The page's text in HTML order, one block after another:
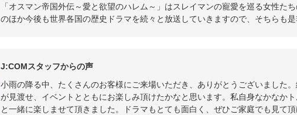
「オスマン帝国外伝～愛と欲望のハレム～」はスレイマンの寵愛を巡る女性た
のほか今後も世界各国の歴史ドラマを続々と放送していきますので、そちらも是
J:COMスタッフからの声
小雨の降る中、たくさんのお客様にご来場いただき、ありがとうございました
が見渡せ、イベントとともにお楽しみ頂けたかなと思います。私自身なかなか
と一緒に楽しませて頂きました。ドラマもとても面白く、ぜひご家庭でも見て